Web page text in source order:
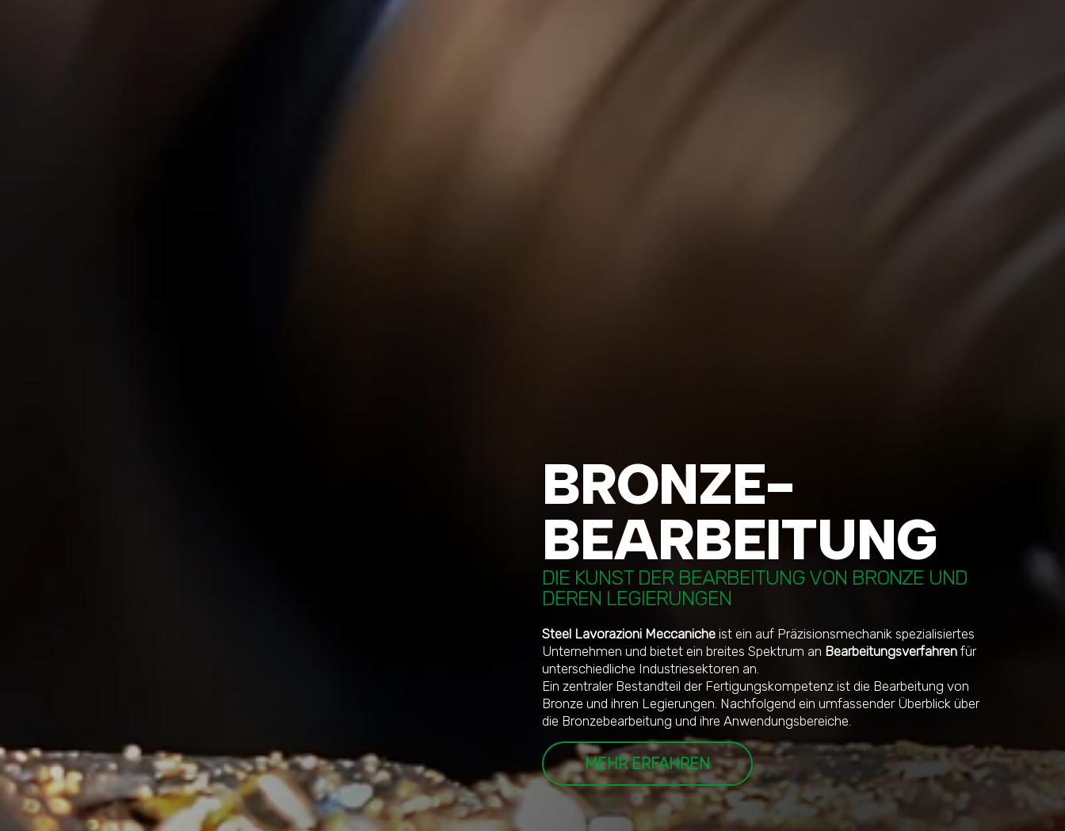
BRONZE-
BEARBEITUNG
DIE KUNST DER BEARBEITUNG VON BRONZE UND
DEREN LEGIERUNGEN
Steel Lavorazioni Meccaniche ist ein auf Präzisionsmechanik spezialisiertes
Unternehmen und bietet ein breites Spektrum an Bearbeitungsverfahren für
unterschiedliche Industriesektoren an.
Ein zentraler Bestandteil der Fertigungskompetenz ist die Bearbeitung von
Bronze und ihren Legierungen. Nachfolgend ein umfassender Überblick über
die Bronzebearbeitung und ihre Anwendungsbereiche.
MEHR ERFAHREN